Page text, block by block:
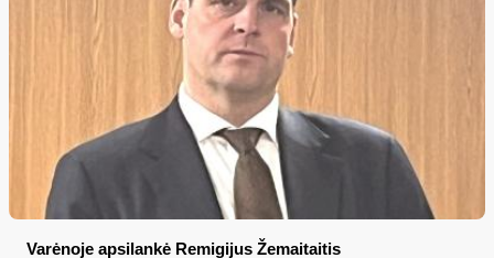
Varėnoje apsilankė Remigijus Žemaitaitis